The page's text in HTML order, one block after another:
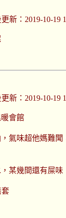
新：2019-10-19
新：2019-10-19
會館
氣味超他媽難聞
某幾間還有屎味
套